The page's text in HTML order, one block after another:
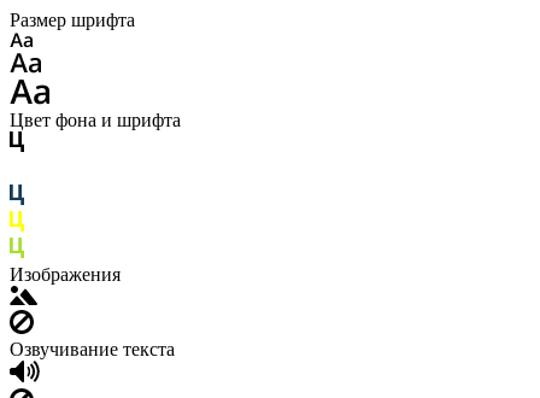
Размер шрифта
Цвет фона и шрифта
Изображения
Озвучивание текста